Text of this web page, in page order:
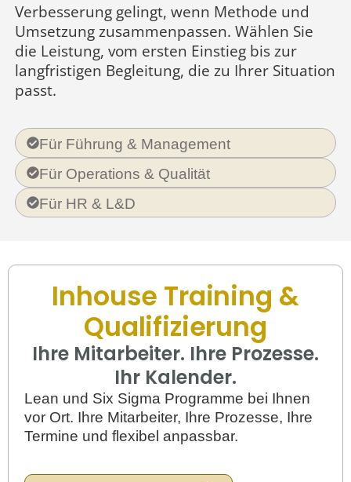
Verbesserung gelingt, wenn Methode und
Umsetzung zusammenpassen. Wählen Sie
die Leistung, vom ersten Einstieg bis zur
langfristigen Begleitung, die zu Ihrer Situation
passt.
Für Führung & Management
Für Operations & Qualität
Für HR & L&D
Inhouse Training &
Qualifizierung
Ihre Mitarbeiter. Ihre Prozesse.
Ihr Kalender.
Lean und Six Sigma Programme bei Ihnen
vor Ort. Ihre Mitarbeiter, Ihre Prozesse, Ihre
Termine und flexibel anpassbar.